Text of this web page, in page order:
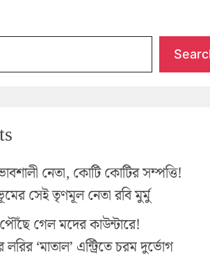
নেতা, কোটি কোটির সম্পত্তি!
সেই তৃণমূল নেতা রবি মুর্মু
গেল মদের কাউন্টারে!
‘মাতাল’ এন্ট্রিতে চরম দুর্ভোগ